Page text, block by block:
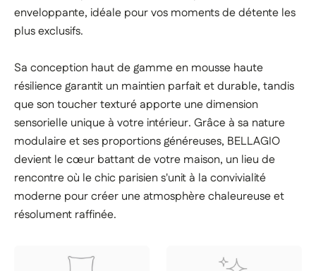
enveloppante, idéale pour vos moments de détente les
plus exclusifs.
Sa conception haut de gamme en mousse haute
résilience garantit un maintien parfait et durable, tandis
que son toucher texturé apporte une dimension
sensorielle unique à votre intérieur. Grâce à sa nature
modulaire et ses proportions généreuses, BELLAGIO
devient le cœur battant de votre maison, un lieu de
rencontre où le chic parisien s'unit à la convivialité
moderne pour créer une atmosphère chaleureuse et
résolument raffinée.